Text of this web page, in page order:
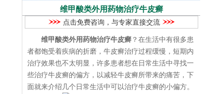
维甲酸类外用药物治疗牛皮癣
点击免费咨询，与专家直接交流
维甲酸类外用药物治疗牛皮癣 ？在生活中有很多患
者都饱受着疾病的折磨，牛皮癣治疗过程缓慢，短期内
治疗效果也不太明显，许多患者想在日常生活中寻找一
些治疗牛皮癣的偏方，以减轻牛皮癣所带来的痛苦，下
面就来介绍几个日常生活中可以治疗牛皮癣的小偏方。